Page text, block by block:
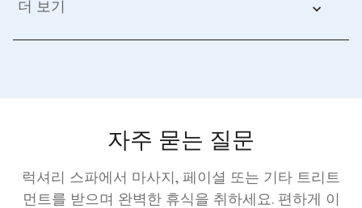
더 보기
자주 묻는 질문
럭셔리 스파에서 마사지, 페이셜 또는 기타 트리트
먼트를 받으며 완벽한 휴식을 취하세요. 편하게 이